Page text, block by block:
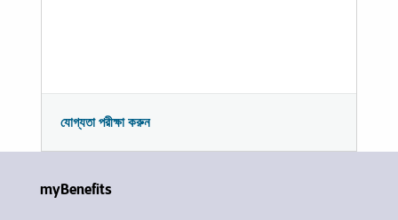
যোগ্যতা পরীক্ষা করুন
myBenefits